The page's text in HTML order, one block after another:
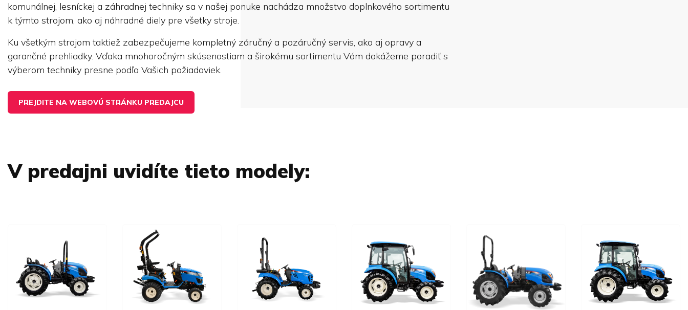
komunálnej, lesníckej a záhradnej techniky sa v našej ponuke nachádza množstvo doplnkového sortimentu
k týmto strojom, ako aj náhradné diely pre všetky stroje.
Ku všetkým strojom taktiež zabezpečujeme kompletný záručný a pozáručný servis, ako aj opravy a
garančné prehliadky. Vďaka mnohoročným skúsenostiam a širokému sortimentu Vám dokážeme poradiť s
výberom techniky presne podľa Vašich požiadaviek.
PREJDITE NA WEBOVÚ STRÁNKU PREDAJCU
V predajni uvidíte tieto modely: